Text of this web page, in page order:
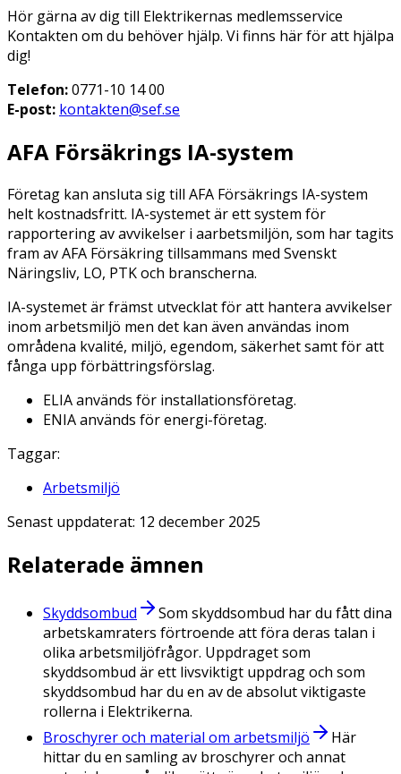
Hör gärna av dig till Elektrikernas medlemsservice
Kontakten om du behöver hjälp. Vi finns här för att hjälpa
dig!
Telefon:0771-10 14 00​
E-post: kontakten@sef.se
AFA Försäkrings IA-system
Företag kan ansluta sig till AFA Försäkrings IA-system
helt kostnadsfritt. IA-systemet är ett system för
rapportering av avvikelser i aarbetsmiljön, som har tagits
fram av AFA Försäkring tillsammans med Svenskt
Näringsliv, LO, PTK och branscherna.
IA-systemet är främst utvecklat för att hantera avvikelser
inom arbetsmiljö men det kan även användas inom
områdena kvalité, miljö, egendom, säkerhet samt för att
fånga upp förbättringsförslag.
ELIA används för installationsföretag.
ENIA används för energi-företag.
Taggar:
Arbetsmiljö
Senast uppdaterat: 12 december 2025
Relaterade ämnen
Skyddsombud
Som skyddsombud har du fått dina
arbetskamraters förtroende att föra deras talan i
olika arbetsmiljöfrågor. Uppdraget som
skyddsombud är ett livsviktigt uppdrag och som
skyddsombud har du en av de absolut viktigaste
rollerna i Elektrikerna.
Broschyrer och material om arbetsmiljö
Här
hittar du en samling av broschyrer och annat